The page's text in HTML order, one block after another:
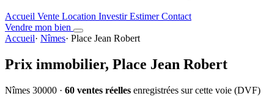
Accueil Vente Location InvestirEstimerContact
Vendre mon bien
Accueil· Nîmes· Place Jean Robert
Prix immobilier, Place Jean Robert
Nîmes 30000 · 60 ventes réelles enregistrées sur cette voie (DVF)